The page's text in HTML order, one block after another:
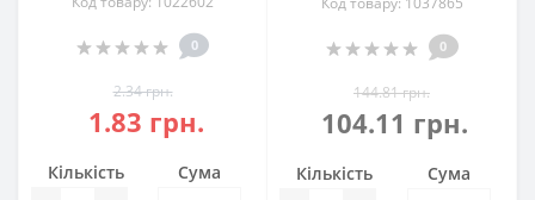
0
2.34 грн.
1.83 грн.
Кількість Сума
0
144.81 грн.
104.11 грн.
Кількість Сума